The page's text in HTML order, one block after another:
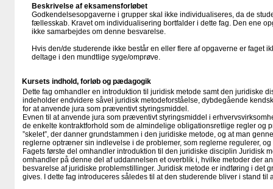
Beskrivelse af eksamensforløbet
Godkendelsesopgaverne i grupper skal ikke individualiseres, da de
fællesskab. Kravet om individualisering bortfalder i dette fag. Den ene
ikke samarbejdes om denne besvarelse.
Hvis den/de studerende ikke består en eller flere af opgaverne er faget
deltage i den mundtlige syge/omprøve.
Kursets indhold, forløb og pædagogik
Dette fag omhandler en introduktion til juridisk metode samt den juridiske
indeholder endvidere såvel juridisk metodeforståelse, dybdegående
for at anvende jura som præventivt styringsmiddel.
Evnen til at anvende jura som præventivt styringsmiddel i
de enkelte kontraktforhold som de almindelige obligationsretlige regler og
”skelet”, der danner grundstammen i den juridiske metode, og at man
reglerne optræner sin indlevelse i de problemer, som reglerne regulerer,
Fagets første del omhandler introduktion til den juridiske disciplin Juridisk
omhandler på denne del af uddannelsen et overblik i, hvilke metoder der
besvarelse af juridiske problemstillinger. Juridisk metode er indføring i det
gives. I dette fag introduceres således til at den studerende bliver i stand til